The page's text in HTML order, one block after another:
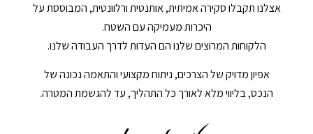
אצלנו תקבלו סקירה אמיתית, אותנטית ורלוונטית, המבוססת על
היכרות מעמיקה עם השטח.
הלקוחות המרוצים שלנו הם העדות לדרך העבודה שלנו.
אפיון מדויק של הצרכים, ניתוח מקצועי והתאמה נכונה של
הנכס, בליווי מלא לאורך כל התהליך, עד להגשמת המטרה.